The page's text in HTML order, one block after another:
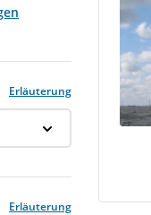
Erläuterung
Erläuterung